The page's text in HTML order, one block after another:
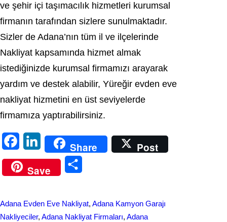
ve şehir içi taşımacılık hizmetleri kurumsal
firmanın tarafından sizlere sunulmaktadır.
Sizler de Adana’nın tüm il ve ilçelerinde
Nakliyat kapsamında hizmet almak
istediğinizde kurumsal firmamızı arayarak
yardım ve destek alabilir, Yüreğir evden eve
nakliyat hizmetini en üst seviyelerde
firmamıza yaptırabilirsiniz.
a
c
i
n
Share
Post
Save
r
Adana Evden Eve Nakliyat, Adana Kamyon Garajı
Nakliyeciler, Adana Nakliyat Firmaları, Adana